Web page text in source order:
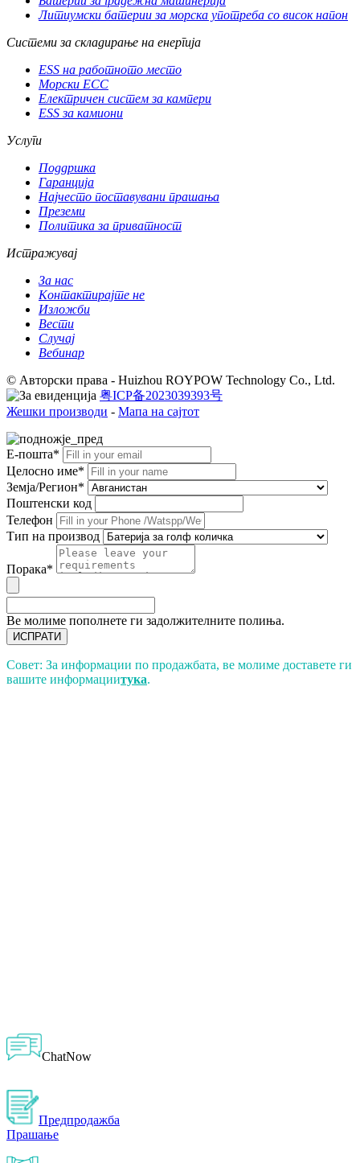
Литиумски батерии за морска употреба со висок напон
Системи за складирање на енергија
ESS на работното место
Морски ЕСС
Електричен систем за кампери
ESS за камиони
Услуги
Поддршка
Гаранција
Најчесто поставувани прашања
Преземи
Политика за приватност
Истражувај
За нас
Контактирајте не
Изложби
Вести
Случај
Вебинар
© Авторски права - Huizhou ROYPOW Technology Co., Ltd.
粤ICP备2023039393号
Жешки производи - Мапа на сајтот
Е-пошта*
Целосно име*
Земја/Регион*
Поштенски код
Телефон
Тип на производ
Порака*
Ве молиме пополнете ги задолжителните полиња.
ИСПРАТИ
Совет: За информации по продажбата, ве молиме доставете ги
вашите информациитука.
ChatNow
Предпродажба
Прашање